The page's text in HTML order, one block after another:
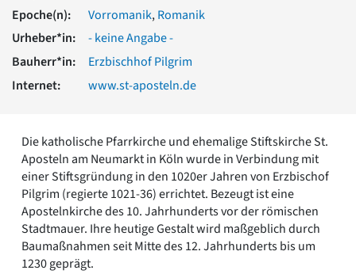
Romanik
Vorromanik
Römische Antike
Über uns
Über baukunst-nrw
Kontakt
Impressum
Datenschutz
Suchbegriff eingeben
Epoche(n):
Vorromanik,Romanik
Urheber*in:
- keine Angabe -
Bauherr*in:
Erzbischhof Pilgrim
Internet:
www.st-aposteln.de
Die katholische Pfarrkirche und ehemalige Stiftskirche St.
Aposteln am Neumarkt in Köln wurde in Verbindung mit
einer Stiftsgründung in den 1020er Jahren von Erzbischof
Pilgrim (regierte 1021-36) errichtet. Bezeugt ist eine
Apostelnkirche des 10. Jahrhunderts vor der römischen
Stadtmauer. Ihre heutige Gestalt wird maßgeblich durch
Baumaßnahmen seit Mitte des 12. Jahrhunderts bis um
1230 geprägt.